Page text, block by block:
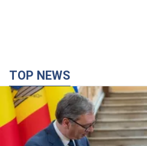
TOP NEWS